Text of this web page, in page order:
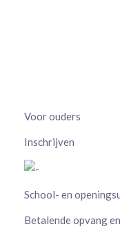
Voor ouders
Inschrijven
School- en
Betalende opvang